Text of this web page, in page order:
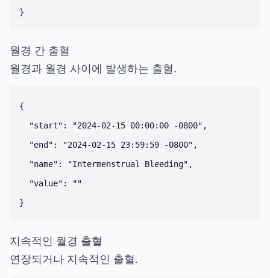
월경 간 출혈
월경과 월경 사이에 발생하는 출혈.
{
  "start": "2024-02-15 00:00:00 -0800",
  "end": "2024-02-15 23:59:59 -0800",
  "name": "Intermenstrual Bleeding",
  "value": ""
지속적인 월경 출혈
연장되거나 지속적인 출혈.